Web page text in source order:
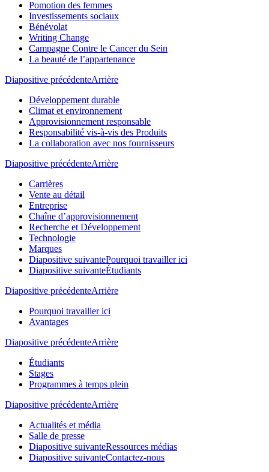
Pomotion des femmes
Investissements sociaux
Bénévolat
Writing Change
Campagne Contre le Cancer du Sein
La beauté de l’appartenance
Diapositive précédenteArrière
Développement durable
Climat et environnement
Approvisionnement responsable
Responsabilité vis-à-vis des Produits
La collaboration avec nos fournisseurs
Diapositive précédenteArrière
Carrières
Vente au détail
Entreprise
Chaîne d’approvisionnement
Recherche et Développement
Technologie
Marques
Diapositive suivantePourquoi travailler ici
Diapositive suivanteÉtudiants
Diapositive précédenteArrière
Pourquoi travailler ici
Avantages
Diapositive précédenteArrière
Étudiants
Stages
Programmes à temps plein
Diapositive précédenteArrière
Actualités et média
Salle de presse
Diapositive suivanteRessources médias
Diapositive suivanteContactez-nous